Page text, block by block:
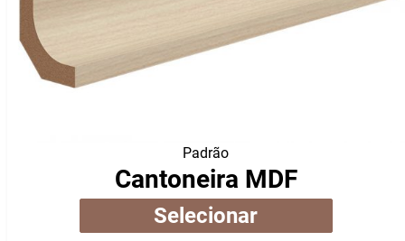
Padrão
Cantoneira MDF
Selecionar